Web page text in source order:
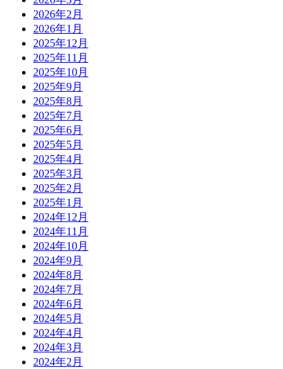
2026年2月
2026年1月
2025年12月
2025年11月
2025年10月
2025年9月
2025年8月
2025年7月
2025年6月
2025年5月
2025年4月
2025年3月
2025年2月
2025年1月
2024年12月
2024年11月
2024年10月
2024年9月
2024年8月
2024年7月
2024年6月
2024年5月
2024年4月
2024年3月
2024年2月